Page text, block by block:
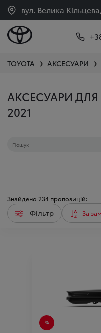
вул. Велика
TOYOTA ❯ АКСЕСУАРИ ❯
АКСЕСУАРИ ДЛЯ
2021
Знайдено 234 пропозицій:
Фільтр